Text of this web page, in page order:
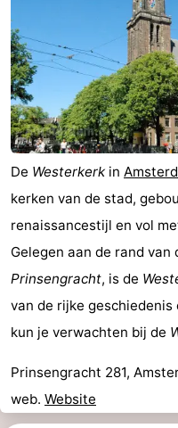
breakfasts)
Hotels
Vakantiehuizen
-
Het
Amsterdamse
Bos
-
Spaarnwoude
Last
minutes
Musea
Attracties
Zien
doen
-
De Westerkerk in
kerken van de stad,
renaissancestijl en vol
Gelegen aan de rand van
Prinsengracht, is de
van de rijke geschiedenis
kun je verwachten bij de
Prinsengracht 281,
web. Website